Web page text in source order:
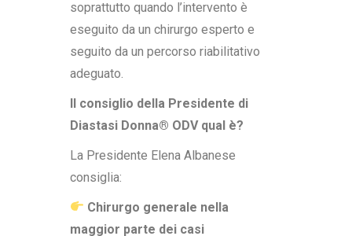
soprattutto quando l’intervento è
eseguito da un chirurgo esperto e
seguito da un percorso riabilitativo
adeguato.
Il consiglio della Presidente di
Diastasi Donna® ODV qual è?
La Presidente Elena Albanese
consiglia:
Chirurgo generale nella
maggior parte dei casi